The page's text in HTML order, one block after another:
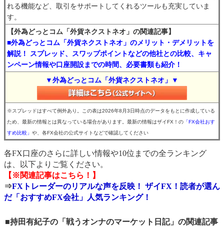
れる機能など、取引をサポートしてくれるツールも充実していま
す。
【外為どっとコム「外貨ネクストネオ」の関連記事】
■外為どっとコム「外貨ネクストネオ」のメリット・デメリットを
解説！ スプレッド、スワップポイントなどの他社との比較、キャ
ンペーン情報や口座開設までの時間、必要書類も紹介！
▼外為どっとコム「外貨ネクストネオ」▼
※スプレッドはすべて例外あり。この表は2026年8月3日時点のデータをもとに作成している
ため、最新の情報とは異なっている場合があります。最新の情報はザイFX！の 「FX会社おす
すめ比較」 や、各FX会社の公式サイトなどで確認してください
各FX口座のさらに詳しい情報や10位までの全ランキング
は、以下よりご覧ください。
【※関連記事はこちら！】
⇒FXトレーダーのリアルな声を反映！ ザイFX！読者が選ん
だ「おすすめFX会社」人気ランキング！
■持田有紀子の「戦うオンナのマーケット日記」の関連記事